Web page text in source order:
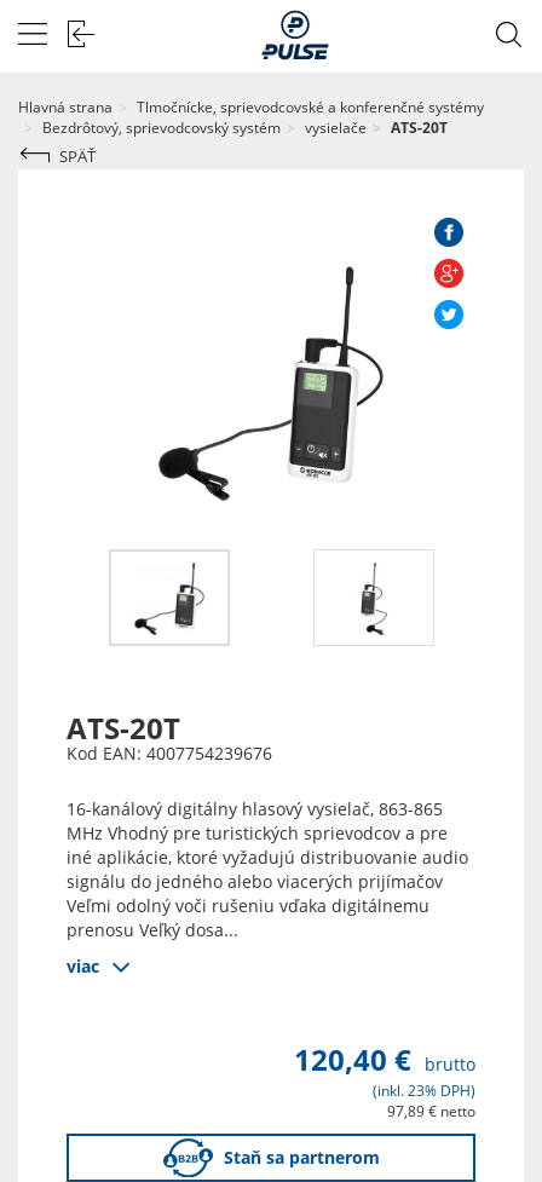
Hlavná strana
Tlmočnícke, sprievodcovské a konferenčné systémy
Bezdrôtový, sprievodcovský systém
vysielače ATS-20T
SPÄŤ
ATS-20T
Kod EAN: 4007754239676
16-kanálový digitálny hlasový vysielač, 863-865
MHz Vhodný pre turistických sprievodcov a pre
iné aplikácie, ktoré vyžadujú distribuovanie audio
signálu do jedného alebo viacerých prijímačov
Veľmi odolný voči rušeniu vďaka digitálnemu
prenosu Veľký dosa...
viac
120,40 € brutto
(inkl. 23% DPH)
97,89 € netto
Staň sa partnerom